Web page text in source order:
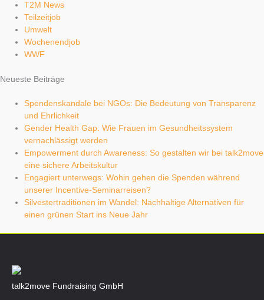
T2M News
Teilzeitjob
Umwelt
Wochenendjob
WWF
Neueste Beiträge
Spendenskandale bei NGOs: Die Bedeutung von Transparenz
und Ehrlichkeit
Gender Health Gap: Wie Frauen im Gesundheitssystem
vernachlässigt werden
Empowerment durch Awareness: So gestalten wir bei talk2move
eine sichere Arbeitskultur
Engagiert unterwegs: Wohin gehen die Spenden während
unserer Incentive-Seminarreisen?
Silvestertraditionen im Wandel: Nachhaltige Alternativen für
einen grünen Start ins Neue Jahr
talk2move Fundraising GmbH